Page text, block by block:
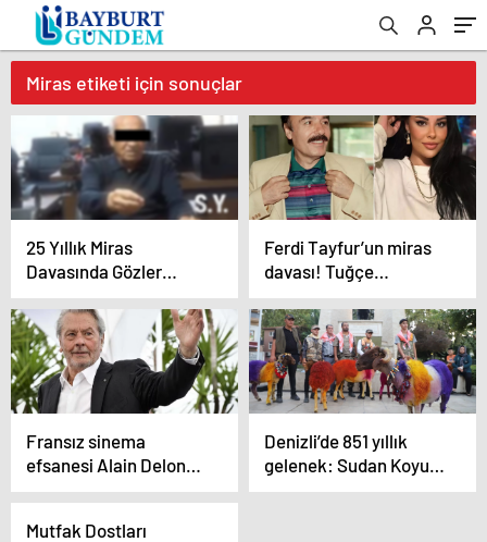
Miras etiketi için sonuçlar
25 Yıllık Miras
Davasında Gözler
Temmuz Ayındaki
Karar Duruşmasına
Çevrildi
Ferdi Tayfur’un miras
davası! Tuğçe
Tayfur’dan manidar
paylaşım
Fransız sinema
efsanesi Alain Delon
hayatını kaybetti
Denizli’de 851 yıllık
gelenek: Sudan Koyun
Geçirme ve Çoban
Mutfak Dostları